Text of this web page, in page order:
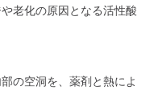
老化の原因となる活性酸
の空洞を、薬剤と熱によ